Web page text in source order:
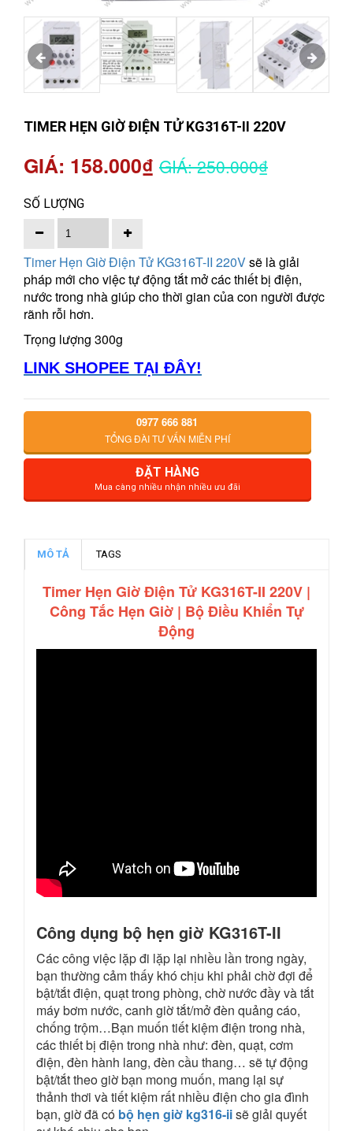
TIMER HẸN GIỜ ĐIỆN TỬ KG316T-II 220V
GIÁ: 158.000₫ GIÁ: 250.000₫
SỐ LƯỢNG
Timer Hẹn Giờ Điện Tử KG316T-II 220Vsẽ là giải
pháp mới cho việc tự động tắt mở các thiết bị điện,
nước trong nhà giúp cho thời gian của con người được
rãnh rỗi hơn.
Trọng lượng 300g
LINK SHOPEE TẠI ĐÂY!
0977 666 881
TỔNG ĐÀI TƯ VẤN MIỄN PHÍ
ĐẶT HÀNG
Mua càng nhiều nhận nhiều ưu đãi
MÔ TẢ TAGS
Timer Hẹn Giờ Điện Tử KG316T-II 220V |
Công Tắc Hẹn Giờ | Bộ Điều Khiển Tự
Động
Công dụng bộ hẹn giờ KG316T-II
Các công việc lặp đi lặp lại nhiều lần trong ngày,
bạn thường cảm thấy khó chịu khi phải chờ đợi để
bật/tắt điện, quạt trong phòng, chờ nước đầy và tắt
máy bơm nước, canh giờ tắt/mở đèn quảng cáo,
chống trộm…Bạn muốn tiết kiệm điện trong nhà,
các thiết bị điện trong nhà như: đèn, quạt, cơm
điện, đèn hành lang, đèn cầu thang… sẽ tự động
bật/tắt theo giờ bạn mong muốn, mang lại sự
thảnh thơi và tiết kiệm rất nhiều điện cho gia đình
bạn, giờ đã có bộ hẹn giờ kg316-iisẽ giải quyết